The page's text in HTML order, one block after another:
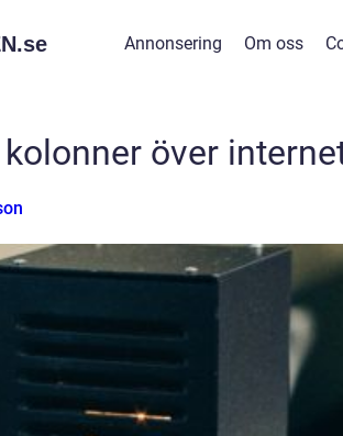
se Annonsering Om oss
kolonner över